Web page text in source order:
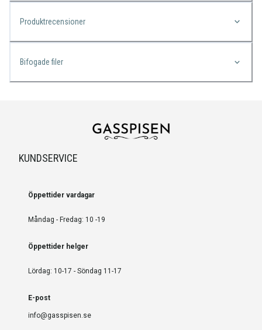
Produktrecensioner
Bifogade filer
KUNDSERVICE
Öppettider vardagar
Måndag - Fredag: 10 -19
Öppettider helger
Lördag: 10-17 - Söndag 11-17
E-post
info@gasspisen.se